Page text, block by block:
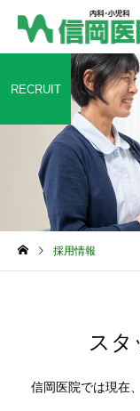
RECRUIT
採用情報
スタ
信岡医院では現在